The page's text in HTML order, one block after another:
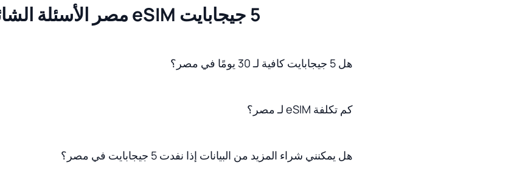
5 جيجابايت eSIM مصر الأسئلة الشائعة
هل 5 جيجابايت كافية لـ 30 يومًا في مصر؟
كم تكلفة eSIM لـ مصر؟
هل يمكنني شراء المزيد من البيانات إذا نفدت 5 جيجابايت في مصر؟